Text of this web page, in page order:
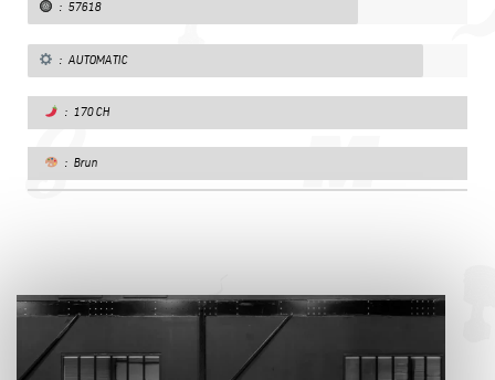
: 57618
: AUTOMATIC
: 170 CH
: Brun